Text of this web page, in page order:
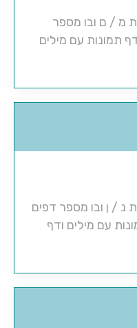
מ / ם ובו מספר
תמונות עם מילים
נ / ן ובו מספר דפים
עם מילים ודף